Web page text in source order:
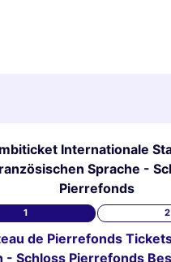
Internationale
Sprache -
Pierrefonds
1 2
de Pierrefonds
- Schloss Pierrefonds